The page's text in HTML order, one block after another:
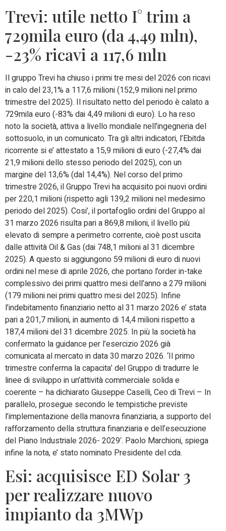
Trevi: utile netto I° trim a
729mila euro (da 4,49 mln),
-23% ricavi a 117,6 mln
Il gruppo Trevi ha chiuso i primi tre mesi del 2026 con ricavi
in calo del 23,1% a 117,6 milioni (152,9 milioni nel primo
trimestre del 2025). Il risultato netto del periodo è calato a
729mila euro (-83% dai 4,49 milioni di euro). Lo ha reso
noto la società, attiva a livello mondiale nell’ingegneria del
sottosuolo, in un comunicato. Tra gli altri indicatori, l’Ebitda
ricorrente si e’ attestato a 15,9 milioni di euro (-27,4% dai
21,9 milioni dello stesso periodo del 2025), con un
margine del 13,6% (dal 14,4%). Nel corso del primo
trimestre 2026, il Gruppo Trevi ha acquisito poi nuovi ordini
per 220,1 milioni (rispetto agli 139,2 milioni nel medesimo
periodo del 2025). Cosi’, il portafoglio ordini del Gruppo al
31 marzo 2026 risulta pari a 869,8 milioni, il livello più
elevato di sempre a perimetro corrente, cioè post uscita
dalle attività Oil & Gas (dai 748,1 milioni al 31 dicembre
2025). A questo si aggiungono 59 milioni di euro di nuovi
ordini nel mese di aprile 2026, che portano l’order in-take
complessivo dei primi quattro mesi dell’anno a 279 milioni
(179 milioni nei primi quattro mesi del 2025). Infine
l’indebitamento finanziario netto al 31 marzo 2026 e’ stata
pari a 201,7 milioni, in aumento di 14,4 milioni rispetto a
187,4 milioni del 31 dicembre 2025. In più la società ha
confermato la guidance per l’esercizio 2026 già
comunicata al mercato in data 30 marzo 2026. ‘Il primo
trimestre conferma la capacita’ del Gruppo di tradurre le
linee di sviluppo in un’attività commerciale solida e
coerente – ha dichiarato Giuseppe Caselli, Ceo di Trevi – In
parallelo, prosegue secondo le tempistiche previste
l’implementazione della manovra finanziaria, a supporto del
rafforzamento della struttura finanziaria e dell’esecuzione
del Piano Industriale 2026- 2029′. Paolo Marchioni, spiega
infine la nota, e’ stato nominato Presidente del cda.
Esi: acquisisce ED Solar 3
per realizzare nuovo
impianto da 3MWp